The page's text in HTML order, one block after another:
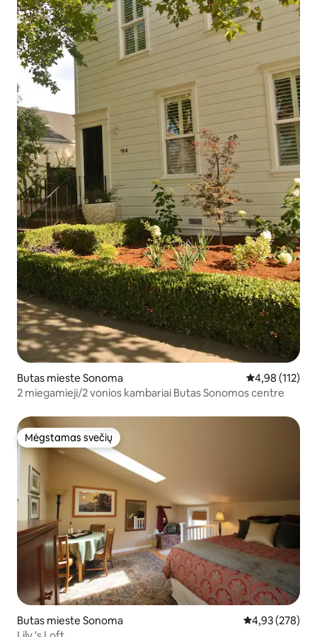
Butas mieste Sonoma Vidutinis
4,98 (112)
2 miegamieji/2 vonios kambariai Butas Sonomos centre
Mėgstamas svečių
Mėgstamas svečių
Butas mieste Sonoma Vidutinis
4,93 (278)